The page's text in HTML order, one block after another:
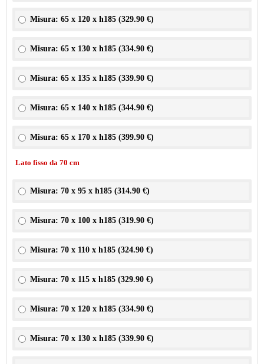
Misura: 65 x 120 x h185 (329.90 €)
Misura: 65 x 130 x h185 (334.90 €)
Misura: 65 x 135 x h185 (339.90 €)
Misura: 65 x 140 x h185 (344.90 €)
Misura: 65 x 170 x h185 (399.90 €)
Lato fisso da 70 cm
Misura: 70 x 95 x h185 (314.90 €)
Misura: 70 x 100 x h185 (319.90 €)
Misura: 70 x 110 x h185 (324.90 €)
Misura: 70 x 115 x h185 (329.90 €)
Misura: 70 x 120 x h185 (334.90 €)
Misura: 70 x 130 x h185 (339.90 €)